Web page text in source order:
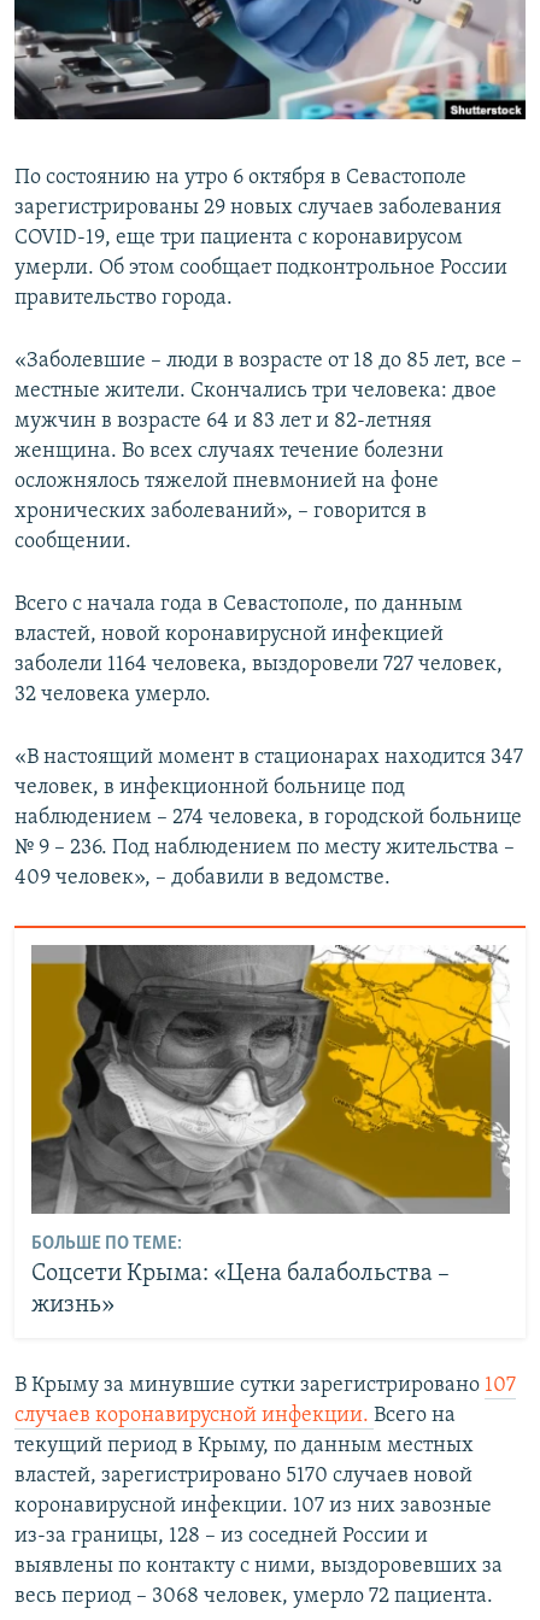
ПОБЕДИТЕЛЕЙ НЕ СУДЯТ?
КРЫМ.НЕПОКОРЕННЫЙ
ELIFBE
ПРИСОЕДИНЯЙТЕСЬ!
Все сайты RFE/RL
По состоянию на утро 6 октября в Севастополе
зарегистрированы 29 новых случаев заболевания
COVID-19, еще три пациента с коронавирусом
умерли. Об этом сообщает подконтрольное России
правительство города.
«Заболевшие – люди в возрасте от 18 до 85 лет, все –
местные жители. Скончались три человека: двое
мужчин в возрасте 64 и 83 лет и 82-летняя
женщина. Во всех случаях течение болезни
осложнялось тяжелой пневмонией на фоне
хронических заболеваний», – говорится в
сообщении.
Всего с начала года в Севастополе, по данным
властей, новой коронавирусной инфекцией
заболели 1164 человека, выздоровели 727 человек,
32 человека умерло.
«В настоящий момент в стационарах находится 347
человек, в инфекционной больнице под
наблюдением – 274 человека, в городской больнице
№ 9 – 236. Под наблюдением по месту жительства –
409 человек», – добавили в ведомстве.
БОЛЬШЕ ПО ТЕМЕ:
Соцсети Крыма: «Цена балабольства –
жизнь»
В Крыму за минувшие сутки зарегистрировано 107
случаев коронавирусной инфекции. Всего на
текущий период в Крыму, по данным местных
властей, зарегистрировано 5170 случаев новой
коронавирусной инфекции. 107 из них завозные
из-за границы, 128 – из соседней России и
выявлены по контакту с ними, выздоровевших за
весь период – 3068 человек, умерло 72 пациента.